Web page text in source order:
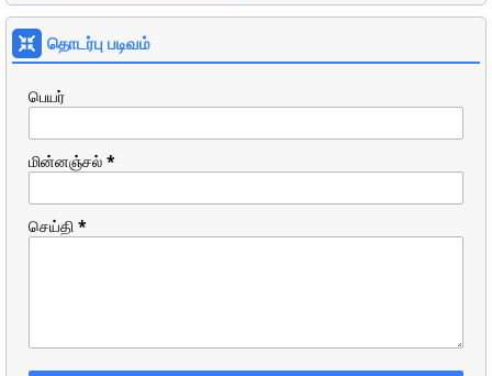
தொடர்பு படிவம்
பெயர்
மின்னஞ்சல் *
செய்தி *